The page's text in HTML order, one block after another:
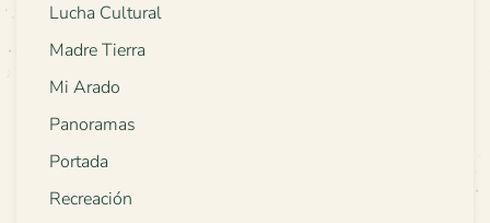
Lucha Cultural
Madre Tierra
Mi Arado
Panoramas
Portada
Recreación